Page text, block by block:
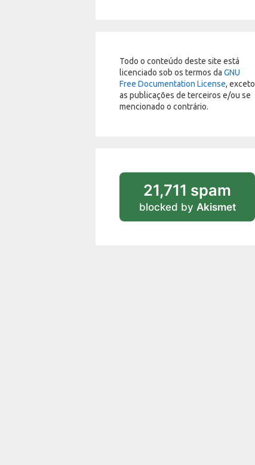
Todo o conteúdo deste site está
licenciado sob os termos da GNU
Free Documentation License, exceto
as publicações de terceiros e/ou se
mencionado o contrário.
21,711 spam
blocked by Akismet